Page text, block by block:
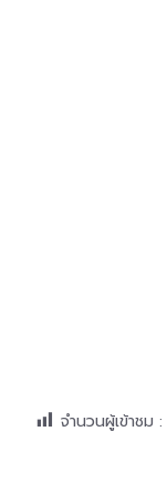
จำนวนผู้เข้าชม :